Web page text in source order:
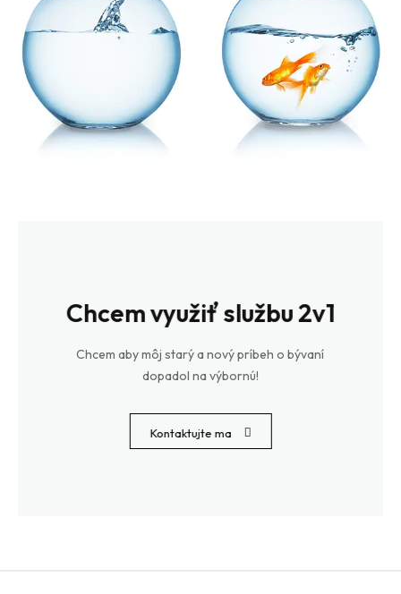
Chcem využiť službu 2v1
Chcem aby môj starý a nový príbeh o bývaní
dopadol na výbornú!
Kontaktujte ma